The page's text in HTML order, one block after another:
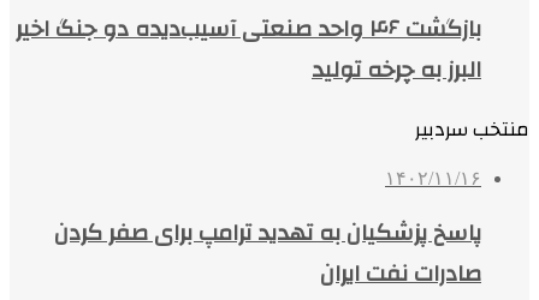
بازگشت ۴۶ واحد صنعتی آسیب‌دیده دو جنگ اخیر
البرز به چرخه تولید
منتخب سردبیر
۱۴۰۲/۱۱/۱۶
پاسخ پزشکیان به تهدید ترامپ برای صفر کردن
صادرات نفت ایران